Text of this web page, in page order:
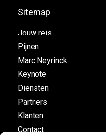
Sitemap
Jouw reis
Pijnen
Marc Neyrinck
Keynote
Diensten
Partners
Klanten
Contact